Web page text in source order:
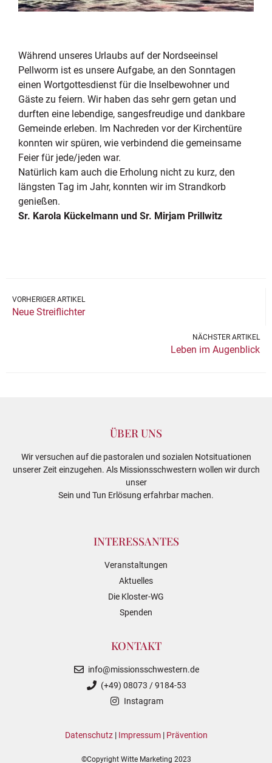
Während unseres Urlaubs auf der Nordseeinsel
Pellworm ist es unsere Aufgabe, an den Sonntagen
einen Wortgottesdienst für die Inselbewohner und
Gäste zu feiern. Wir haben das sehr gern getan und
durften eine lebendige, sangesfreudige und dankbare
Gemeinde erleben. Im Nachreden vor der Kirchentüre
konnten wir spüren, wie verbindend die gemeinsame
Feier für jede/jeden war.
Natürlich kam auch die Erholung nicht zu kurz, den
längsten Tag im Jahr, konnten wir im Strandkorb
genießen.
Sr. Karola Kückelmann und Sr. Mirjam Prillwitz
VORHERIGER ARTIKEL
Neue Streiflichter
NÄCHSTER ARTIKEL
Leben im Augenblick
ÜBER UNS
Wir versuchen auf die pastoralen und sozialen Notsituationen
unserer Zeit einzugehen. Als Missionsschwestern wollen wir durch
unser
Sein und Tun Erlösung erfahrbar machen.
INTERESSANTES
Veranstaltungen
Aktuelles
Die Kloster-WG
Spenden
KONTAKT
info@missionsschwestern.de
(+49) 08073 / 9184-53
Instagram
Datenschutz| Impressum| Prävention
©Copyright Witte Marketing 2023